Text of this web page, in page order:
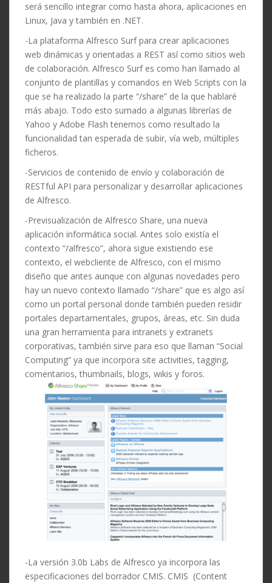
será sencillo integrar como hasta ahora, aplicaciones en
Linux, Java y también en .NET.
-La plataforma Alfresco Surf para crear aplicaciones
web dinámicas y orientadas a REST así como sitios web
de colaboración. Alfresco Surf es como han llamado al
conjunto de plantillas y comandos en Web Scripts con la
que se ha realizado la parte “/share” de la que hablaré
más abajo. Todo esto sumado a algunas librerías de
Yahoo y Adobe Flash tenemos como resultado la
funcionalidad tan esperada de subir, vía web, múltiples
ficheros.
-Servicios de contenido de envío y colaboración de
RESTful API para personalizar y desarrollar aplicaciones
de Alfresco.
-Previsualización de Alfresco Share, una nueva
aplicación informática social. Antes solo existía el
contexto “/alfresco”, ahora sigue existiendo ese
contexto, el webcliente de Alfresco, con el mismo
diseño que antes aunque con algunas novedades pero
hay un nuevo contexto llamado “/share” que es algo así
como un portal personal donde también pueden residir
portales departamentales, grupos, áreas, etc. Sin duda
una gran herramienta para intranets y extranets
corporativas, también sirve para eso que llaman “Social
Computing” ya que incorpora site activities, tagging,
comentarios, thumbnails, blogs, wikis y foros.
-La versión 3.0b Labs de Alfresco ya incorpora las
especificaciones del borrador CMIS. CMIS (Content